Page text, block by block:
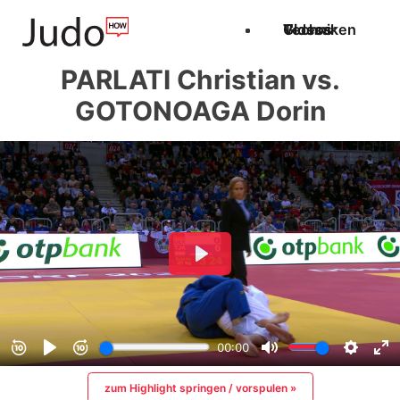
Techniken
Videos
Glossar
PARLATI Christian vs.
GOTONOAGA Dorin
zum Highlight springen / vorspulen »